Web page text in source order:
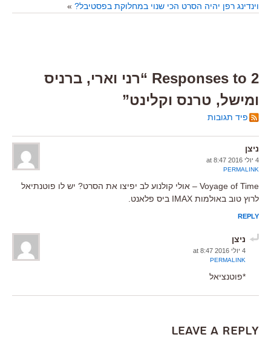
וינדינג רפן יהיה הסרט הכי שנוי במחלוקת בפסטיבל? »
2 Responses to “רני וארי, ברניס
ומישל, טרנס וקלינט”
פיד תגובות
ניצן
4 יולי 2016 at 8:47
PERMALINK
Voyage of Time – אולי קולנוע לב יפיצו את הסרט? יש לו פוטנתיאל
לרוץ טוב באולמות IMAX ביס פלאנט.
REPLY
ניצן
4 יולי 2016 at 8:47
PERMALINK
*פוטנציאל
Leave a Reply